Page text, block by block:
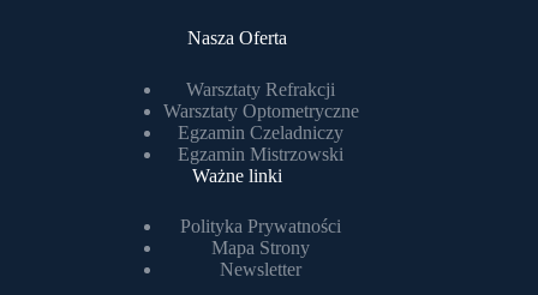
Nasza Oferta
Warsztaty Refrakcji
Warsztaty Optometryczne
Egzamin Czeladniczy
Egzamin Mistrzowski
Ważne linki
Polityka Prywatności
Mapa Strony
Newsletter